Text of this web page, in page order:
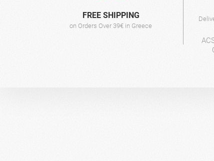
FREE SHIPPING
on Orders Over 39€ in Greece